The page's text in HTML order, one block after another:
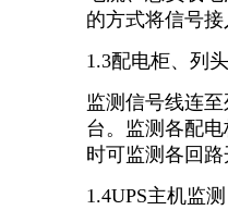
的方式将信号
1.3配电柜、列
监测信号线连
台。监测各配
时可监测各回
1.4UPS主机监测